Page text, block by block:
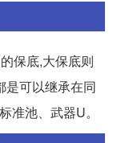
保底,大保底则
是可以继承在同
准池、武器U。